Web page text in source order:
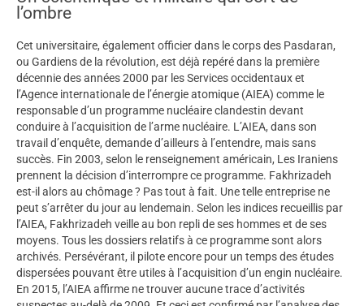
l’ombre
Cet universitaire, également officier dans le corps des Pasdaran,
ou Gardiens de la révolution, est déjà repéré dans la première
décennie des années 2000 par les Services occidentaux et
l’Agence internationale de l’énergie atomique (AIEA) comme le
responsable d’un programme nucléaire clandestin devant
conduire à l’acquisition de l’arme nucléaire. L’AIEA, dans son
travail d’enquête, demande d’ailleurs à l’entendre, mais sans
succès. Fin 2003, selon le renseignement américain, Les Iraniens
prennent la décision d’interrompre ce programme. Fakhrizadeh
est-il alors au chômage ? Pas tout à fait. Une telle entreprise ne
peut s’arrêter du jour au lendemain. Selon les indices recueillis par
l’AIEA, Fakhrizadeh veille au bon repli de ses hommes et de ses
moyens. Tous les dossiers relatifs à ce programme sont alors
archivés. Persévérant, il pilote encore pour un temps des études
dispersées pouvant être utiles à l’acquisition d’un engin nucléaire.
En 2015, l’AIEA affirme ne trouver aucune trace d’activités